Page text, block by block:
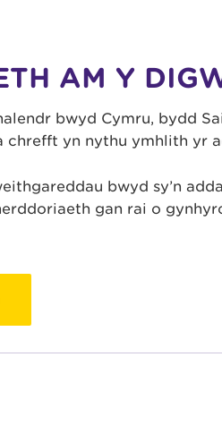
AM Y
bwyd Cymru, bydd
chrefft yn nythu ymhlith yr
bwyd sy’n
gan rai o